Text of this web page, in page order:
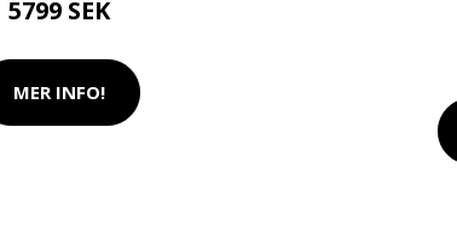
5799 SEK
MER INFO!